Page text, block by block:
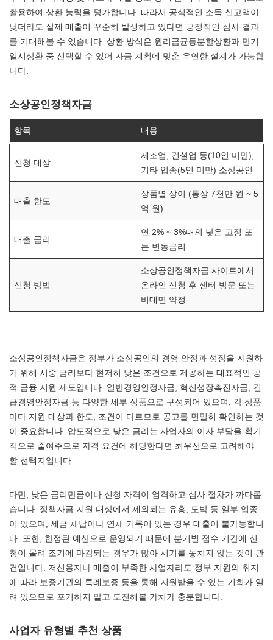
활용하여 상환 능력을 평가합니다. 따라서 공식적인 소득 신고액이
낮더라도 실제 매출이 꾸준히 발생하고 있다면 긍정적인 심사 결과
를 기대해볼 수 있습니다. 상환 방식은 원리금균등분할상환과 만기
일시상환 중 선택할 수 있어 자금 계획에 맞춘 유연한 설계가 가능합
니다.
소상공인정책자금
항목 내용
신청 대상
제조업, 건설업 등(10인 미만),
기타 업종(5인 미만) 소상공인
대출 한도
상품별 상이 (통상 7천만 원 ~ 5
억 원)
대출 금리
연 2% ~ 3%대의 낮은 고정 또
는 변동금리
신청 방법
소상공인정책자금 사이트에서
온라인 신청 후 센터 방문 또는
비대면 약정
소상공인정책자금은 정부가 소상공인의 경영 안정과 성장을 지원하
기 위해 시중 금리보다 현저히 낮은 조건으로 제공하는 대표적인 공
적 금융 지원 제도입니다. 일반경영안정자금, 혁신성장촉진자금, 긴
급경영안정자금 등 다양한 세부 상품으로 구성되어 있으며, 각 상품
마다 지원 대상과 한도, 조건이 다르므로 공고를 면밀히 확인하는 것
이 중요합니다. 압도적으로 낮은 금리는 사업자의 이자 부담을 획기
적으로 줄여주므로 자격 요건에 해당한다면 최우선으로 고려해야
할 선택지입니다.
다만, 낮은 금리만큼이나 신청 자격이 엄격하고 심사 절차가 까다롭
습니다. 정책자금 지원 대상에서 제외되는 유흥, 도박 등 일부 업종
이 있으며, 세금 체납이나 연체 기록이 있는 경우 대출이 불가능합니
다. 또한, 한정된 예산으로 운영되기 때문에 분기별 접수 기간에 신
청이 몰려 조기에 마감되는 경우가 많아 시기를 놓치지 않는 것이 관
건입니다. 저신용자나 매출이 부족한 사업자라도 정부 지원의 취지
에 따라 보증기관의 특례보증 등을 통해 지원받을 수 있는 기회가 열
려 있으므로 포기하지 말고 도전해볼 가치가 충분합니다.
사업자 유형별 추천 상품